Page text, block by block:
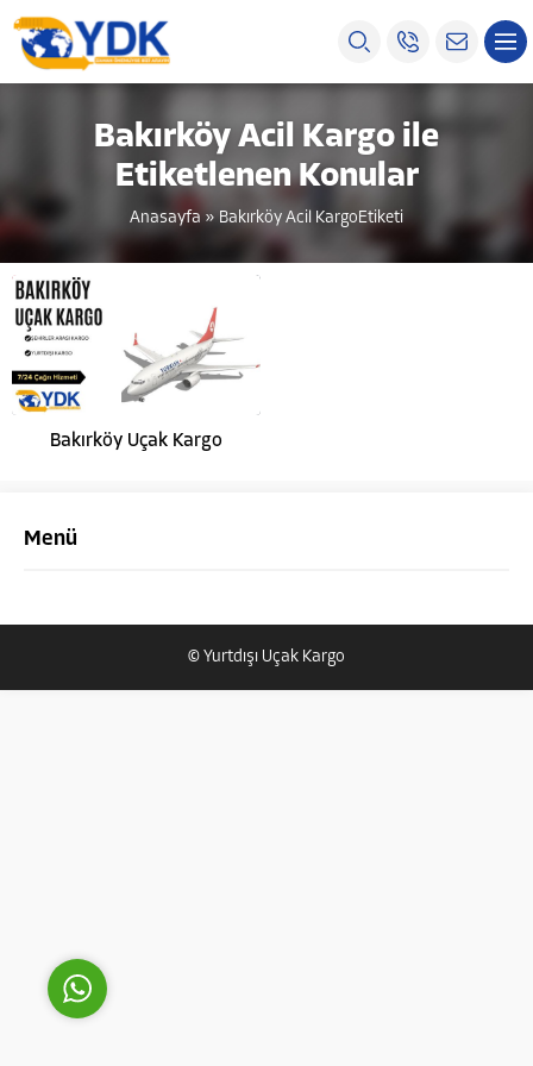
Bakırköy Acil Kargo ile
Etiketlenen Konular
Anasayfa»Bakırköy Acil KargoEtiketi
Bakırköy Uçak Kargo
Menü
© Yurtdışı Uçak Kargo